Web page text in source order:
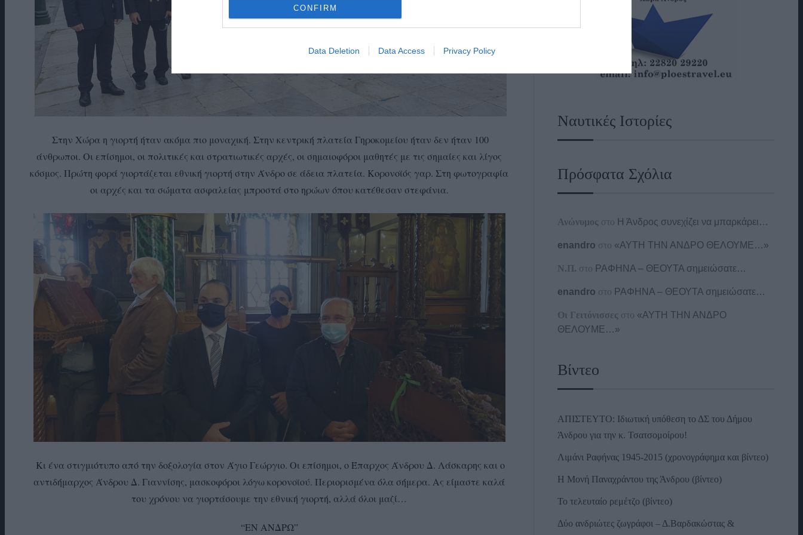
CONFIRM
Data Deletion Data Access Privacy Policy
Στην Χώρα η γιορτή ήταν ακόμα πιο μοναχική. Στην κεντρική πλατεία Γηροκομείου ήταν δεν ήταν 100
άνθρωποι. Οι επίσημοι, οι πολιτικές και στρατιωτικές αρχές, οι σημαιοφόροι μαθητές με τις σημαίες και λίγος
κόσμος. Πρώτη φορά γιορτάζεται εθνική γιορτή στην Άνδρο σε άδεια πλατεία. Κορονοϊός γαρ. Στη φωτογραφία
οι αρχές και τα σώματα ασφαλείας μπροστά στο ηρώων όπου κατέθεσαν στεφάνια.
Κι ένα στιγμιότυπο από την δοξολογία στον Άγιο Γεώργιο. Οι επίσημοι, ο Έπαρχος Άνδρου Δ. Λάσκαρης και ο
αντιδήμαρχος Άνδρου Δ. Γιαννίσης, μασκοφόροι λόγω κορονοϊού. Περιορισμένα όλα σήμερα. Ας είμαστε καλά
του χρόνου να γιορτάσουμε την εθνική γιορτή, αλλά όλοι μαζί…
“ΕΝ ΑΝΔΡΩ”
Ναυτικές Ιστορίες
Πρόσφατα Σχόλια
Ανώνυμος στο Η Άνδρος συνεχίζει να μπαρκάρει…
enandro στο «ΑΥΤΗ ΤΗΝ ΑΝΔΡΟ ΘΕΛΟΥΜΕ…»
Ν.Π. στο ΡΑΦΗΝΑ – ΘΕΟΥΤΑ σημειώσατε…
enandro στο ΡΑΦΗΝΑ – ΘΕΟΥΤΑ σημειώσατε…
Οι Γειτόνισσες στο «ΑΥΤΗ ΤΗΝ ΑΝΔΡΟ
ΘΕΛΟΥΜΕ…»
Βίντεο
ΑΠΙΣΤΕΥΤΟ: Ιδιωτική υπόθεση το ΔΣ του Δήμου
Άνδρου για την κ. Τσατσομοίρου!
Λιμάνι Ραφήνας 1945-2015 (χρονογράφημα και βίντεο)
Η Μονή Παναχράντου της Άνδρου (βίντεο)
Το τελευταίο ρεμέτζο (βίντεο)
Δύο ανδριώτες ζωγράφοι – Δ.Βαρδακώστας &